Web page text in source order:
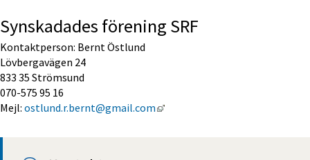
Synskadades förening SRF
Kontaktperson: Bernt Östlund
Lövbergavägen 24
833 35 Strömsund
070-575 95 16
Mejl: ostlund.r.bernt@gmail.com Länk till annan webbplats,